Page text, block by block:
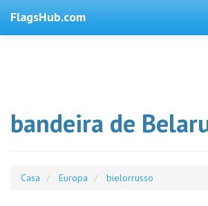
FlagsHub.com
bandeira de
Casa Europa bielorrusso